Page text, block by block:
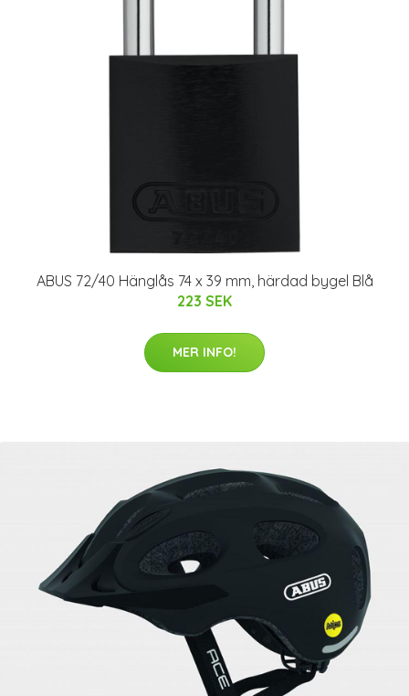
ABUS 72/40 Hänglås 74 x 39 mm, härdad bygel Blå
223 SEK
MER INFO!